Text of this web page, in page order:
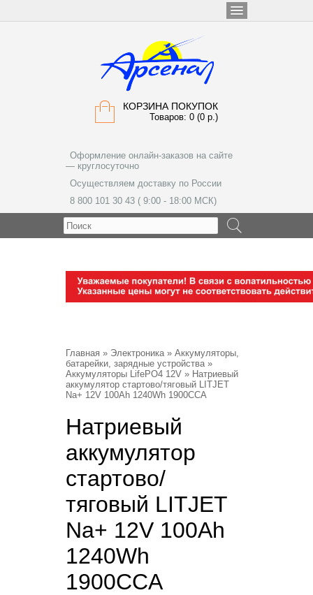
КОРЗИНА ПОКУПОК
Товаров: 0 (0 р.)
Оформление онлайн-заказов на сайте
— круглосуточно
Осуществляем доставку по России
8 800 101 30 43 ( 9:00 - 18:00 МСК)
Главная » Электроника» Аккумуляторы,
батарейки, зарядные устройства»
Аккумуляторы LifePO4 12V » Натриевый
аккумулятор стартово/тяговый LITJET
Na+ 12V 100Ah 1240Wh 1900CCA
Натриевый
аккумулятор
стартово/
тяговый LITJET
Na+ 12V 100Ah
1240Wh
1900CCA